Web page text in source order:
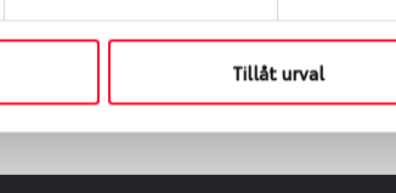
Tillåt urval